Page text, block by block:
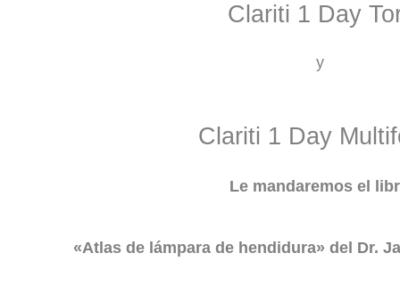
Clariti 1 Day
y
Clariti 1 Day
Le mandaremos el
«Atlas de lámpara de hendidura» del Dr.